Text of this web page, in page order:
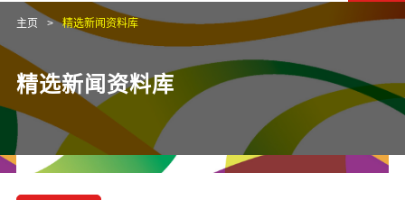
主页 精选新闻资料库
精选新闻资料库